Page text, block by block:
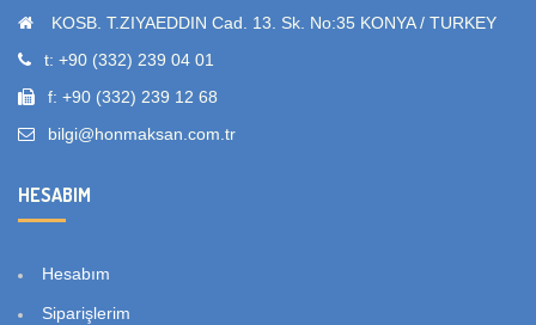
KOSB. T.ZIYAEDDIN Cad. 13. Sk. No:35 KONYA / TURKEY
t: +90 (332) 239 04 01
f: +90 (332) 239 12 68
bilgi@honmaksan.com.tr
HESABIM
Hesabım
Siparişlerim